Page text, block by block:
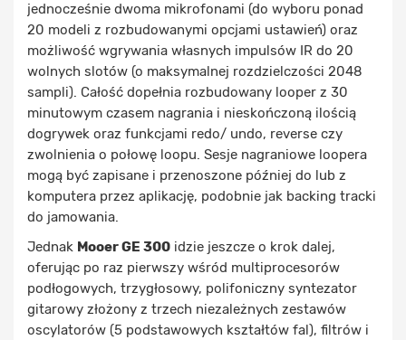
jednocześnie dwoma mikrofonami (do wyboru ponad
20 modeli z rozbudowanymi opcjami ustawień) oraz
możliwość wgrywania własnych impulsów IR do 20
wolnych slotów (o maksymalnej rozdzielczości 2048
sampli). Całość dopełnia rozbudowany looper z 30
minutowym czasem nagrania i nieskończoną ilością
dogrywek oraz funkcjami redo/ undo, reverse czy
zwolnienia o połowę loopu. Sesje nagraniowe loopera
mogą być zapisane i przenoszone później do lub z
komputera przez aplikację, podobnie jak backing tracki
do jamowania.
Jednak Mooer GE 300 idzie jeszcze o krok dalej,
oferując po raz pierwszy wśród multiprocesorów
podłogowych, trzygłosowy, polifoniczny syntezator
gitarowy złożony z trzech niezależnych zestawów
oscylatorów (5 podstawowych kształtów fal), filtrów i